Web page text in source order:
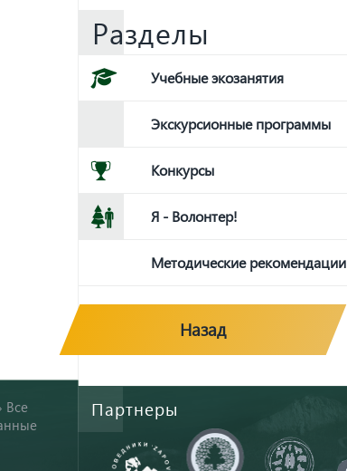
Разделы
Учебные экозанятия
Экскурсионные программы
Конкурсы
Я - Волонтер!
Методические рекомендации
Назад
Все
Партнеры